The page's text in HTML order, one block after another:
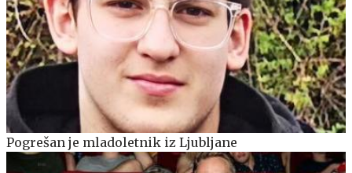
Pogrešan je mladoletnik iz Ljubljane